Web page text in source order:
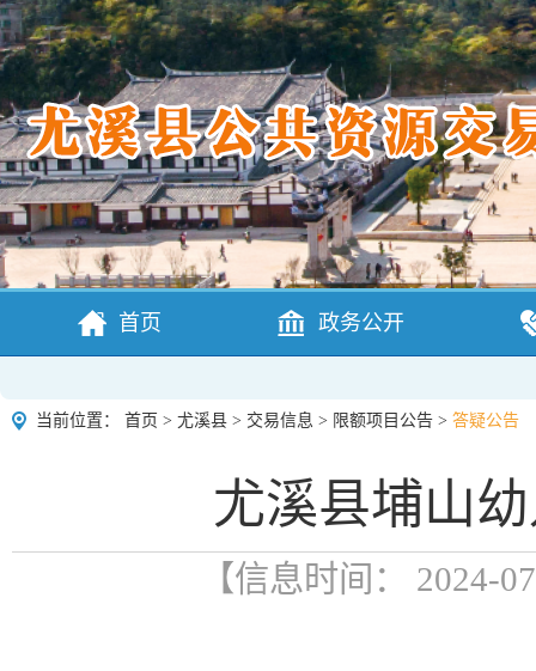
首页 政务公开
当前位置： 首页 > 尤溪县 > 交易信息 > 限额项目公告 > 答疑公告
尤溪县埔山
【信息时间： 2024-